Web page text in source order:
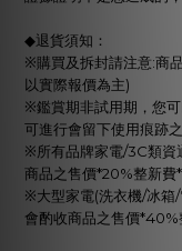
◆退貨須知：
※購買及拆封請注意:商
以實際報價為主)
※鑑賞期非試用期，您
可進行會留下使用痕跡之
※所有品牌家電/3C類資
商品之售價*20%整新費*
※大型家電(洗衣機/冰箱/
會酌收商品之售價*40%